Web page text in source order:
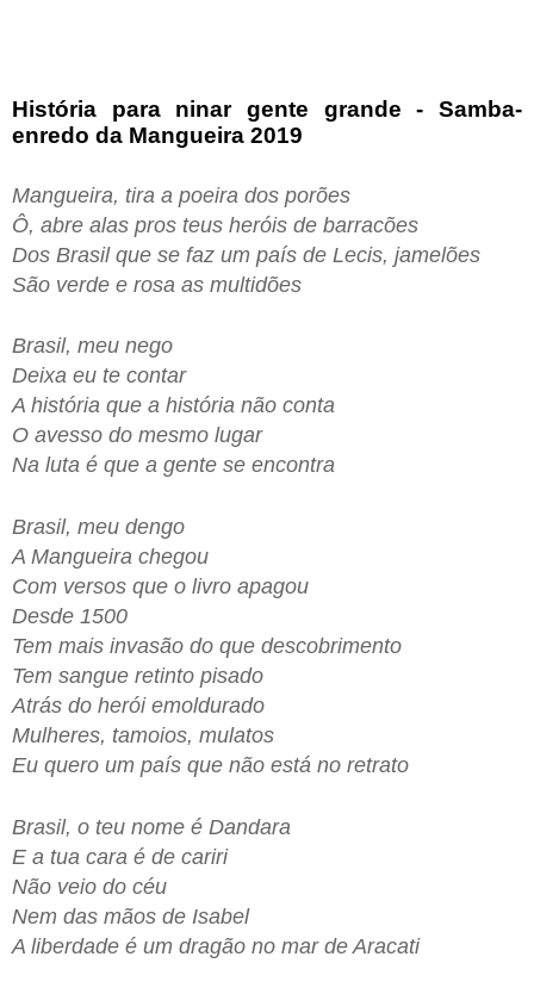
História para ninar gente grande - Samba-
enredo da Mangueira 2019
Mangueira, tira a poeira dos porões
Ô, abre alas pros teus heróis de barracões
Dos Brasil que se faz um país de Lecis, jamelões
São verde e rosa as multidões
Brasil, meu nego
Deixa eu te contar
A história que a história não conta
O avesso do mesmo lugar
Na luta é que a gente se encontra
Brasil, meu dengo
A Mangueira chegou
Com versos que o livro apagou
Desde 1500
Tem mais invasão do que descobrimento
Tem sangue retinto pisado
Atrás do herói emoldurado
Mulheres, tamoios, mulatos
Eu quero um país que não está no retrato
Brasil, o teu nome é Dandara
E a tua cara é de cariri
Não veio do céu
Nem das mãos de Isabel
A liberdade é um dragão no mar de Aracati